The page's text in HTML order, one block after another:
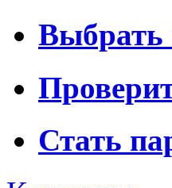
Выбрать
Стать